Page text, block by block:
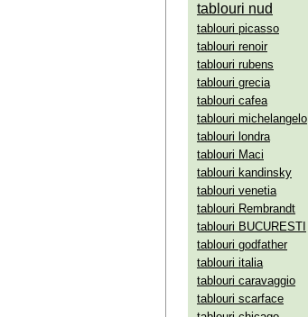
tablouri nud
tablouri picasso
tablouri renoir
tablouri rubens
tablouri grecia
tablouri cafea
tablouri michelangelo
tablouri londra
tablouri Maci
tablouri kandinsky
tablouri venetia
tablouri Rembrandt
tablouri BUCURESTI
tablouri godfather
tablouri italia
tablouri caravaggio
tablouri scarface